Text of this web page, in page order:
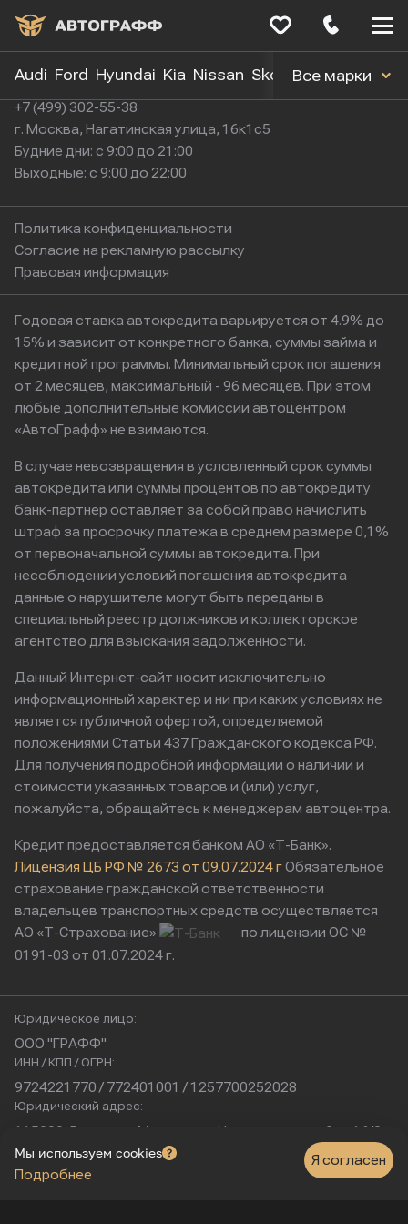
Audi Ford Hyundai Kia Nissan Skoda Toyota
Все марки
+7 (499) 302-55-38
г. Москва, Нагатинская улица, 16к1с5
Будние дни: с 9:00 до 21:00
Выходные: с 9:00 до 22:00
Политика конфиденциальности
Согласие на рекламную рассылку
Правовая информация
Годовая ставка автокредита варьируется от 4.9% до
15% и зависит от конкретного банка, суммы займа и
кредитной программы. Минимальный срок погашения
от 2 месяцев, максимальный - 96 месяцев. При этом
любые дополнительные комиссии автоцентром
«АвтоГрафф» не взимаются.
В случае невозвращения в условленный срок суммы
автокредита или суммы процентов по автокредиту
банк-партнер оставляет за собой право начислить
штраф за просрочку платежа в среднем размере 0,1%
от первоначальной суммы автокредита. При
несоблюдении условий погашения автокредита
данные о нарушителе могут быть переданы в
специальный реестр должников и коллекторское
агентство для взыскания задолженности.
Данный Интернет-сайт носит исключительно
информационный характер и ни при каких условиях не
является публичной офертой, определяемой
положениями Статьи 437 Гражданского кодекса РФ.
Для получения подробной информации о наличии и
стоимости указанных товаров и (или) услуг,
пожалуйста, обращайтесь к менеджерам автоцентра.
Кредит предоставляется банком АО «Т-Банк».
Лицензия ЦБ РФ № 2673 от 09.07.2024 гОбязательное
страхование гражданской ответственности
владельцев транспортных средств осуществляется
АО «Т-Страхование»
по лицензии ОС №
0191-03 от 01.07.2024 г.
Юридическое лицо:
ООО "ГРАФФ"
ИНН / КПП / ОГРН:
9724221770 / 772401001 / 1257700252028
Юридический адрес:
115230, Россия, г. Москва, ул. Нагатинская, д. 2, п. 16/2
Физический адрес:
г. Москва, Нагатинская улица, 16к1с5
Мы используем cookies
Подробнее
Я согласен